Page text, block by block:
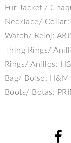
Fur Jacket /
Necklace/ Collar:
Watch/ Reloj:
Thing Rings/
Rings/ Anillos:
Bag/ Bolso: H&M
Boots/ Botas: